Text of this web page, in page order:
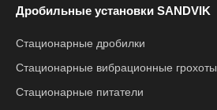
Дробильные установки SANDVIK
Стационарные дробилки
Стационарные вибрационные грохоты
Стационарные питатели